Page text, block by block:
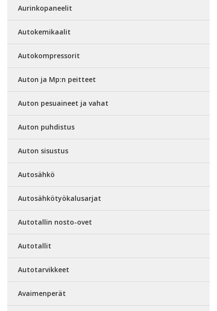
Aurinkopaneelit
Autokemikaalit
Autokompressorit
Auton ja Mp:n peitteet
Auton pesuaineet ja vahat
Auton puhdistus
Auton sisustus
Autosähkö
Autosähkötyökalusarjat
Autotallin nosto-ovet
Autotallit
Autotarvikkeet
Avaimenperät